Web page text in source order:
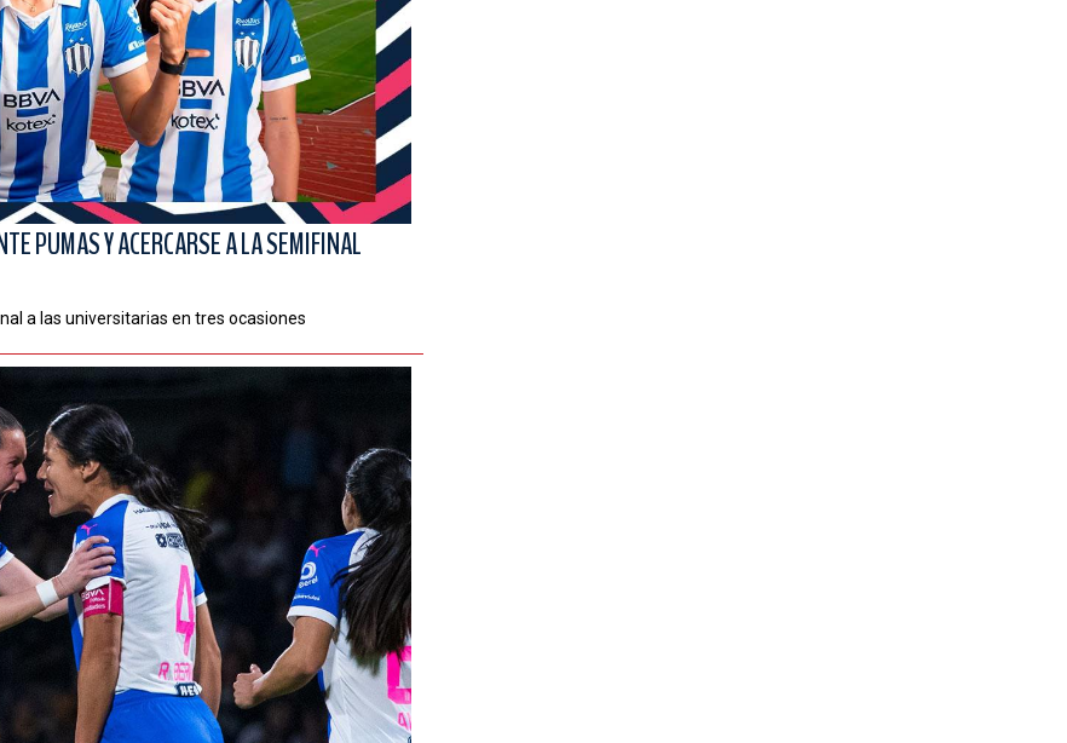
PUMAS Y ACERCARSE A LA SEMIFINAL
a las universitarias en tres ocasiones